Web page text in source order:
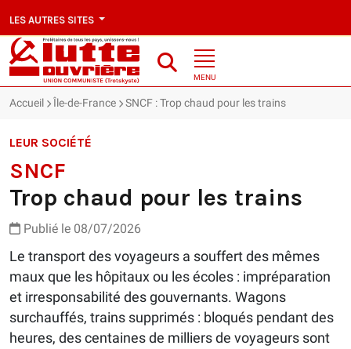
LES AUTRES SITES
MENU
Accueil Île-de-France SNCF : Trop chaud pour les trains
LEUR SOCIÉTÉ
SNCF
Trop chaud pour les trains
Publié le 08/07/2026
Le transport des voyageurs a souffert des mêmes
maux que les hôpitaux ou les écoles : impréparation
et irresponsabilité des gouvernants. Wagons
surchauffés, trains supprimés : bloqués pendant des
heures, des centaines de milliers de voyageurs sont